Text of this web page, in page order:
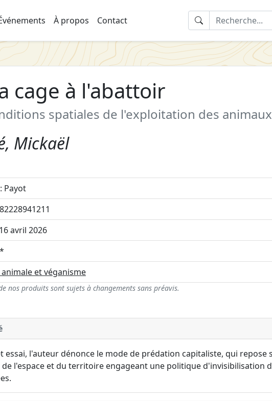
À propos Contact
cage à l'abattoir
spatiales de l'exploitation des animaux
Mickaël
Payot
avril 2026
*
et véganisme
nos produits sont sujets à changements sans préavis.
essai, l'auteur dénonce le mode de prédation capitaliste, qui repose
de l'espace et du territoire engageant une politique d'invisibilisation